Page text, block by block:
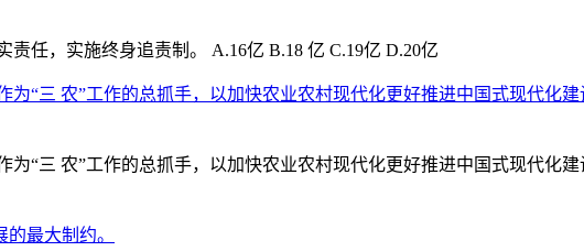
任，实施终身追责制。 A.16亿 B.18 亿 C.19亿 D.20亿
“三 农”工作的总抓手，以加快农业农村现代化更好推进中国式现代化建
为“三 农”工作的总抓手，以加快农业农村现代化更好推进中国式现代化
最大制约。